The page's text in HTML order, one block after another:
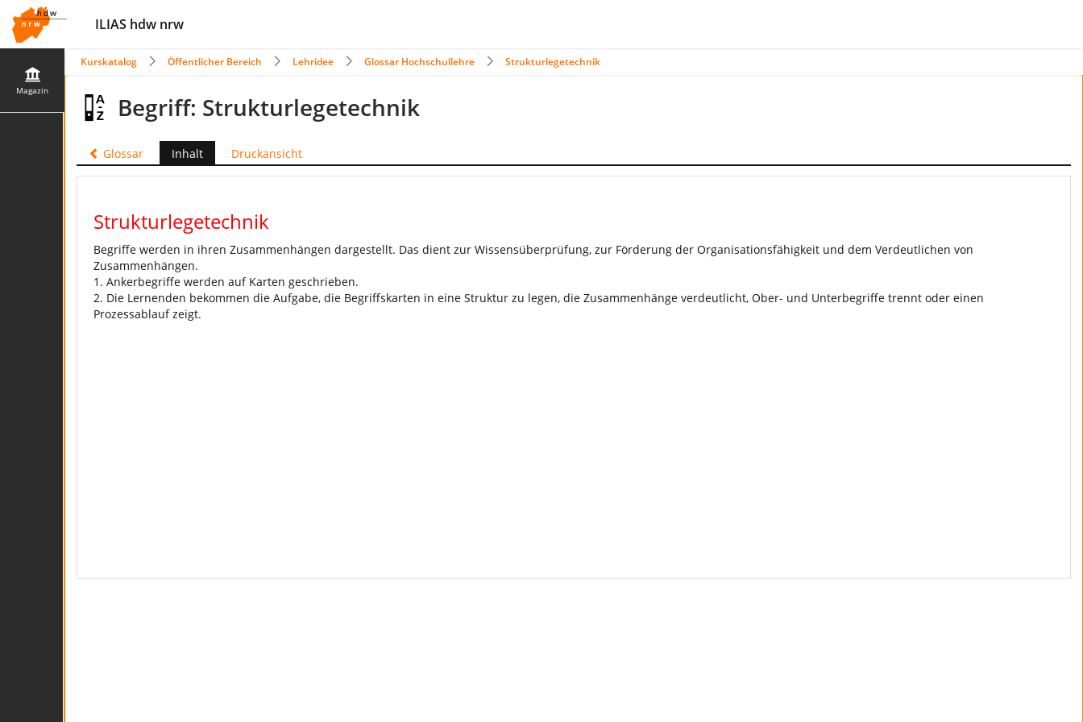
ILIAS hdw nrw
Magazin
Kurskatalog Öffentlicher Bereich Lehridee Glossar Hochschullehre Strukturlegetechnik
Begriff: Strukturlegetechnik
Glossar Inhalt Druckansicht
Strukturlegetechnik
Begriffe werden in ihren Zusammenhängen dargestellt. Das dient zur Wissensüberprüfung, zur Förderung der Organisationsfähigkeit und dem Verdeutlichen von
Zusammenhängen.
1. Ankerbegriffe werden auf Karten geschrieben.
2. Die Lernenden bekommen die Aufgabe, die Begriffskarten in eine Struktur zu legen, die Zusammenhänge verdeutlicht, Ober- und Unterbegriffe trennt oder einen
Prozessablauf zeigt.